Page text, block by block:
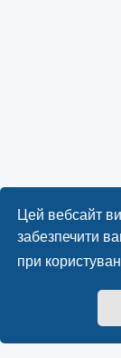
Цей вебсайт
забезпечити
при